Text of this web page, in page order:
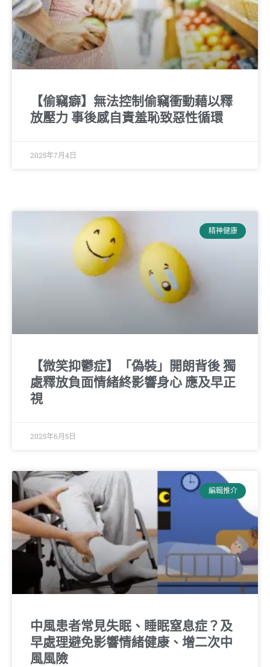
【偷竊癖】無法控制偷竊衝動藉以釋
放壓力 事後感自責羞恥致惡性循環
2025年7月4日
精神健康
【微笑抑鬱症】「偽裝」開朗背後 獨
處釋放負面情緒終影響身心 應及早正
視
2025年6月5日
編輯推介
中風患者常見失眠、睡眠窒息症？及
早處理避免影響情緒健康、增二次中
風風險